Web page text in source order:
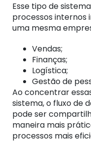
Esse tipo de
processos internos
uma mesma
Vendas;
Finanças;
Logística;
Gestão de
Ao concentrar
sistema, o fluxo de
pode ser
maneira mais
processos mais